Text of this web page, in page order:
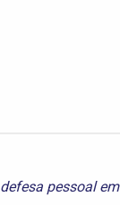
defesa pessoal